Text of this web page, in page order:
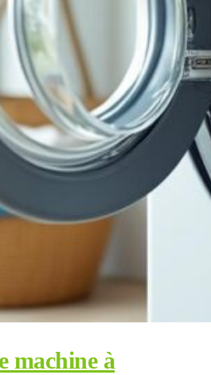
machine à